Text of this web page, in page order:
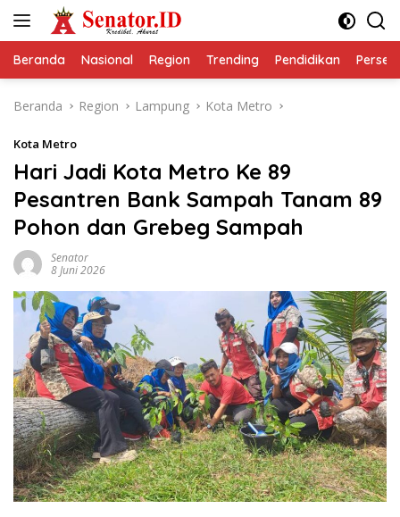
Beranda Nasional Region Trending Pendidikan
Beranda Region Lampung Kota Metro
Kota Metro
Hari Jadi Kota Metro Ke 89
Pesantren Bank Sampah Tanam 89
Pohon dan Grebeg Sampah
Senator
8 Juni 2026